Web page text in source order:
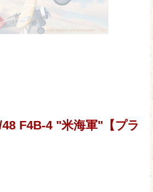
F4B-4 "米海軍"【プラ